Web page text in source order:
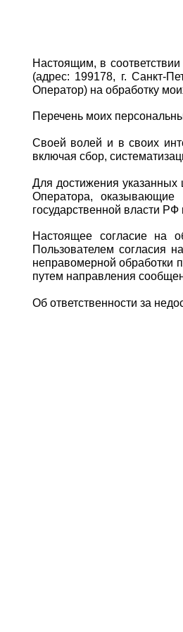
Настоящим, в
(адрес: 199178, г. Санкт-
Оператор) на обработку
Перечень моих
Своей волей и в своих
включая сбор,
Для достижения
Оператора, оказывающие
государственной власти
Настоящее согласие на
Пользователем согласия
неправомерной обработки
путем направления
Об ответственности за